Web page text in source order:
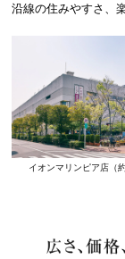
イオンマリンピア店（
沿線の住みやすさ、